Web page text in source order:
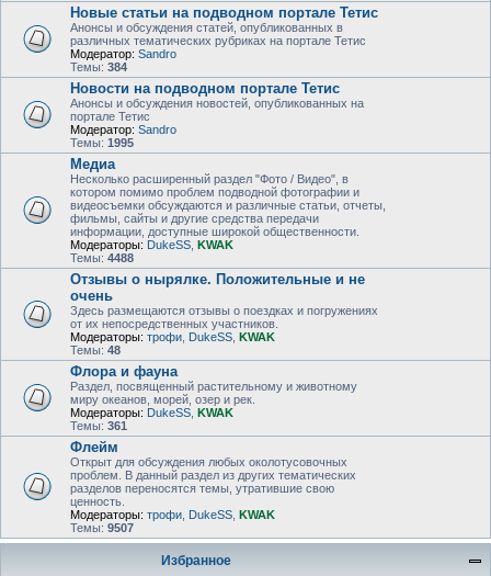
Новые статьи на подводном портале Тетис
Анонсы и обсуждения статей, опубликованных в
различных тематических рубриках на портале Тетис
Модератор: Sandro
Темы: 384
Новости на подводном портале Тетис
Анонсы и обсуждения новостей, опубликованных на
портале Тетис
Модератор: Sandro
Темы: 1995
Медиа
Несколько расширенный раздел "Фото / Видео", в
котором помимо проблем подводной фотографии и
видеосъемки обсуждаются и различные статьи, отчеты,
фильмы, сайты и другие средства передачи
информации, доступные широкой общественности.
Модераторы: DukeSS KWAK
Темы: 4488
Отзывы о нырялке. Положительные и не
очень
Здесь размещаются отзывы о поездках и погружениях
от их непосредственных участников.
Модераторы: трофи DukeSS KWAK
Темы: 48
Флора и фауна
Раздел, посвященный растительному и животному
миру океанов, морей, озер и рек.
Модераторы: DukeSS KWAK
Темы: 361
Флейм
Открыт для обсуждения любых околотусовочных
проблем. В данный раздел из других тематических
разделов переносятся темы, утратившие свою
ценность.
Модераторы: трофи DukeSS KWAK
Темы: 9507
Избранное